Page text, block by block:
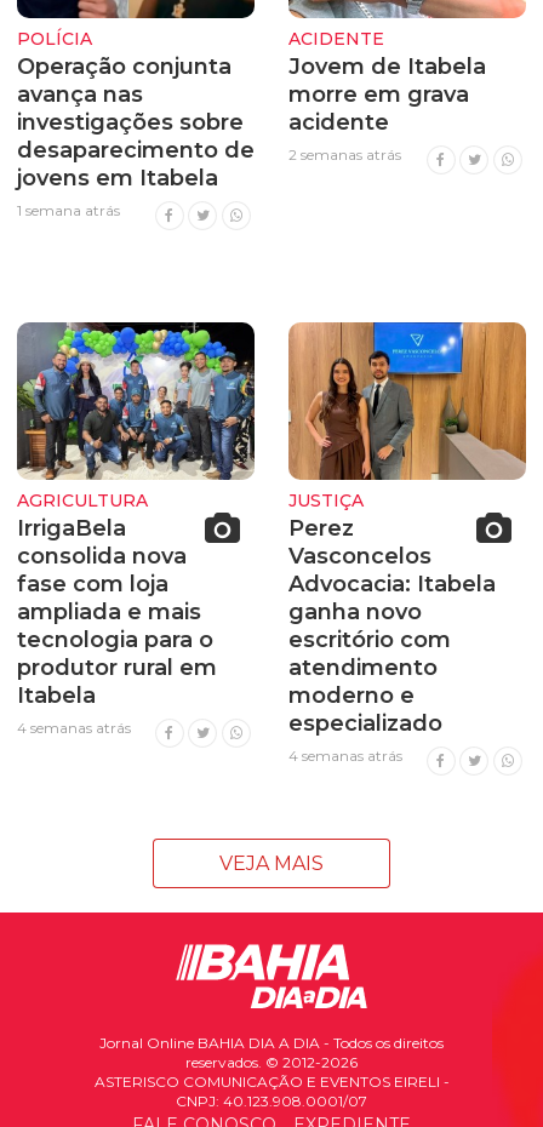
POLÍCIA
Operação conjunta
avança nas
investigações sobre
desaparecimento de
jovens em Itabela
1 semana atrás
ACIDENTE
Jovem de Itabela
morre em grava
acidente
2 semanas atrás
AGRICULTURA
IrrigaBela
consolida nova
fase com loja
ampliada e mais
tecnologia para o
produtor rural em
Itabela
4 semanas atrás
JUSTIÇA
Perez
Vasconcelos
Advocacia: Itabela
ganha novo
escritório com
atendimento
moderno e
especializado
4 semanas atrás
VEJA MAIS
Jornal Online BAHIA DIA A DIA - Todos os direitos
reservados. © 2012-2026
ASTERISCO COMUNICAÇÃO E EVENTOS EIRELI -
CNPJ: 40.123.908.0001/07